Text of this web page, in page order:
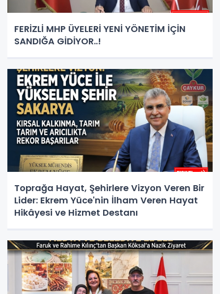
FERİZLİ MHP ÜYELERİ YENİ YÖNETİM İÇİN
SANDIĞA GİDİYOR..!
Toprağa Hayat, Şehirlere Vizyon Veren Bir
Lider: Ekrem Yüce'nin İlham Veren Hayat
Hikâyesi ve Hizmet Destanı